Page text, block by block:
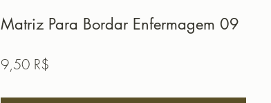
Matriz Para Bordar Enfermagem 09
9,50 R$